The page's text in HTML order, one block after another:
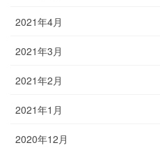
2021年4月
2021年3月
2021年2月
2021年1月
2020年12月